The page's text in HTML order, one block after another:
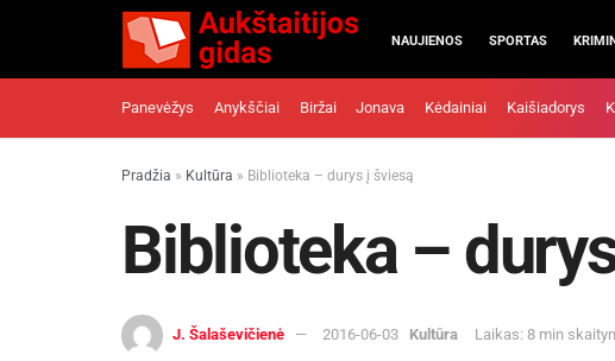
NAUJIENOS SPORTAS
Panevėžys Anykščiai Biržai Jonava Kėdainiai Kaišiadorys
Pradžia » Kultūra » Biblioteka – durys į šviesą
Biblioteka –
J. Šalaševičienė 2016-06-03 Kultūra Laikas: 8 min